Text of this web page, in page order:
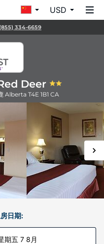
USD
334-6659
Deer
Alberta T4E 1B1 CA
日期:
期五 7 8月